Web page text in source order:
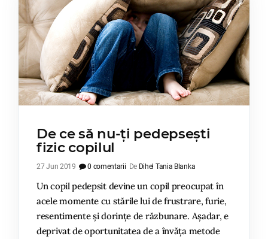
De ce să nu-ți pedepsești
fizic copilul
27 Jun 2019 0 comentarii De Dihel Tania Blanka
Un copil pedepsit devine un copil preocupat în
acele momente cu stările lui de frustrare, furie,
resentimente și dorințe de răzbunare. Așadar, e
deprivat de oportunitatea de a învăța metode